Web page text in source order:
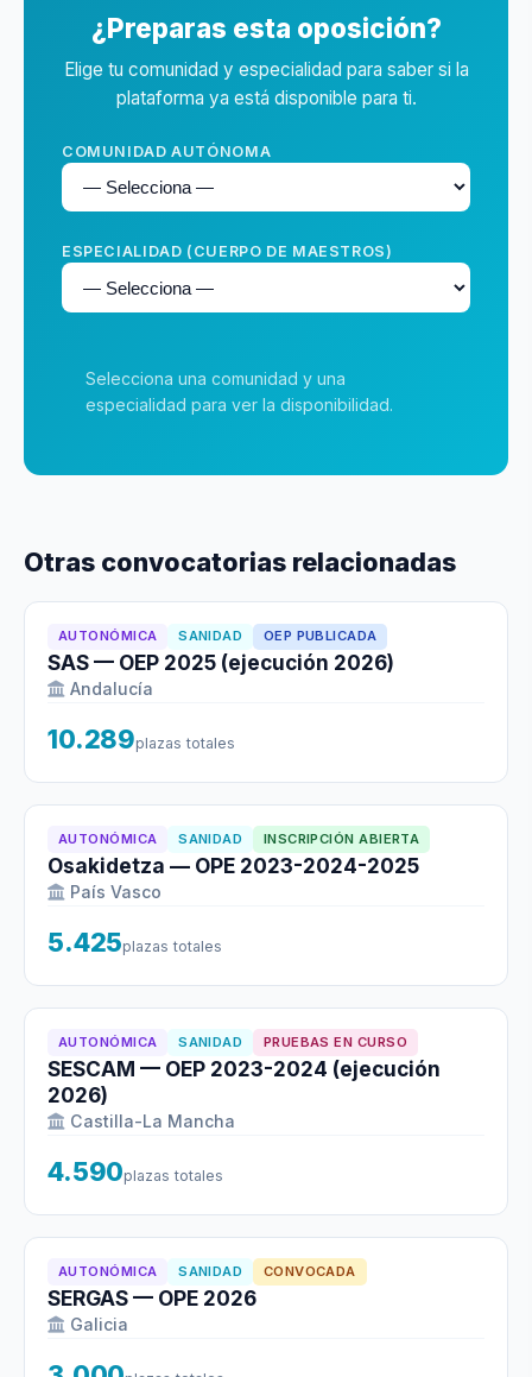
¿Preparas esta oposición?
Elige tu comunidad y especialidad para saber si la
plataforma ya está disponible para ti.
COMUNIDAD AUTÓNOMA
ESPECIALIDAD (CUERPO DE MAESTROS)
Selecciona una comunidad y una
especialidad para ver la disponibilidad.
Otras convocatorias relacionadas
AUTONÓMICA SANIDAD OEP PUBLICADA
SAS — OEP 2025 (ejecución 2026)
Andalucía
10.289plazas totales
AUTONÓMICA SANIDAD INSCRIPCIÓN ABIERTA
Osakidetza — OPE 2023-2024-2025
País Vasco
5.425plazas totales
AUTONÓMICA SANIDAD PRUEBAS EN CURSO
SESCAM — OEP 2023-2024 (ejecución
2026)
Castilla-La Mancha
4.590plazas totales
AUTONÓMICA SANIDAD CONVOCADA
SERGAS — OPE 2026
Galicia